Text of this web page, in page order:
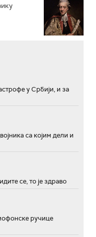
у Србији, и за
са којим дели и
се, то је здраво
ручице